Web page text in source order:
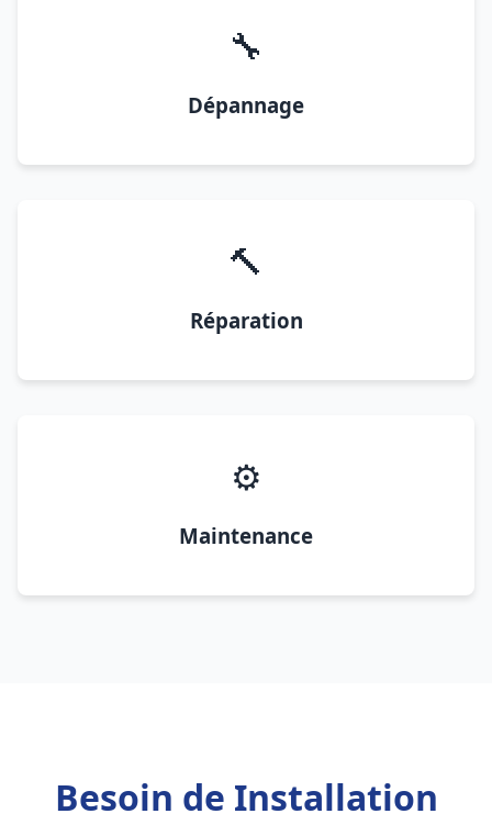
🔧
Dépannage
🔨
Réparation
⚙️
Maintenance
Besoin de Installation